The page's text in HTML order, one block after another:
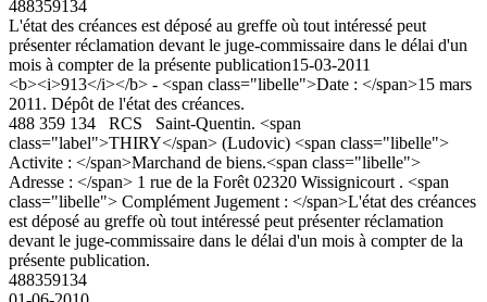
488359134
L'état des créances est déposé au greffe où tout intéressé peut
présenter réclamation devant le juge-commissaire dans le délai d'un
mois à compter de la présente publication15-03-2011
<b><i>913</i></b> - <span class="libelle">Date : </span>15 mars
2011. Dépôt de l'état des créances.
488 359 134 RCS Saint-Quentin. <span
class="label">THIRY</span> (Ludovic) <span class="libelle">
Activite : </span>Marchand de biens.<span class="libelle">
Adresse : </span> 1 rue de la Forêt 02320 Wissignicourt . <span
class="libelle"> Complément Jugement : </span>L'état des créances
est déposé au greffe où tout intéressé peut présenter réclamation
devant le juge-commissaire dans le délai d'un mois à compter de la
présente publication.
488359134